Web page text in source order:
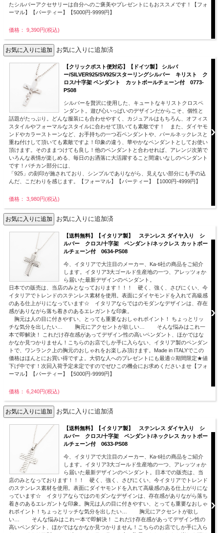
たシルバーアクセサリーは自分へのご褒美やプレゼントにもおススメです！【フォ
ーマル】【パーティー】【5000円-9999円】
価格： 9,390円(税込)
お気に入りに追加済
【クリックポスト便対応】【ドイツ製】 シルバ
ー/SILVER925/SV925/スターリングシルバー キリスト ク
ロス/十字架 ペンダント カットボールチェーン付 0773-
PS08
シルバーを贅沢に使用した、キュートなキリストクロスペ
ンダント。遊び心いっぱいのデザインだからこそ、個性と
話題がたっぷり。どんな服装にも合わせやすく、カジュアルはもちろん、オフィス
スタイルやフォーマルなスタイルに合わせて頂いても素敵です！ また、ダイヤモ
ンドやカラーストーンなど、お手持ちの一つ石ペンダントや、パールネックレスと
重ね付けして頂いても素敵ですよ！印象の違う、華やかなペンダントとしてお使い
頂けます。そのままつけても良し！他のペンダントと合わせれば、アレンジ次第で
いろんな表情が楽しめる、毎日のお洒落に大活躍すること間違いなしのペンダント
です！バチカン部分には、
「925」の刻印が施されており、シンプルでありながら、見えない部分にも手の込
んだ、こだわりを感じます。【フォーマル】【パーティー】【1000円-4999円】
価格： 3,980円(税込)
お気に入りに追加済
【送料無料】【イタリア製】 ステンレス ダイヤ入り シ
ルバー クロス/十字架 ペンダント/ネックレス カットボー
ルチェーン付 0634-PS08
今、イタリアで大注目のメーカー、Ka-ti社の商品をご紹介
します。イタリア3大ゴールド生産地の一つ、アレッツォか
ら届いた最新デザインのペンダント。
日本での販売は、当店のみとなっております！！！ 硬く、強く、さびにくい、今
イタリアでトレンドのステンレス素材を使用。表面にダイヤモンドを入れて高級感
のある仕上がりになっています☆ イタリアならではのモダンなデザインは、存在
感がありながら落ち着きのあるエレガントな印象。
胸元は人の目に付きやすい、とっても重要なおしゃれポイント！ ちょっとリッ
チな気分を出したい… 胸元にアクセントが欲しい… そんな悩みはこれ一
本で即解決！ これだけ存在感があってデザイン性の高いペンダント、ほかではな
かなか見つかりません！こちらのお店でしか手に入らない、イタリア製のペンダン
トで、ワンランク上の胸元のおしゃれをお楽しみ頂けます。Made in ITALYでこの
価格はほんとにお買い得ですよ。大切な人へのプレゼントにも最適☆期間限定★値
下げ中です！次回入荷予定未定ですのでぜひこの機会にお求めくださいませ【フォ
ーマル】【パーティー】【5000円-9999円】
価格： 6,240円(税込)
お気に入りに追加済
【送料無料】【イタリア製】 ステンレス ダイヤ入り シ
ルバー クロス/十字架 ペンダント/ネックレス カットボー
ルチェーン付 0633-PS08
今、イタリアで大注目のメーカー、Ka-ti社の商品をご紹介
します。イタリア3大ゴールド生産地の一つ、アレッツォか
ら届いた最新デザインのペンダント。日本での販売は、当
店のみとなっております！！！ 硬く、強く、さびにくい、今イタリアでトレンド
のステンレス素材を使用。表面にダイヤモンドを入れて高級感のある仕上がりにな
っています☆ イタリアならではのモダンなデザインは、存在感がありながら落ち
着きのあるエレガントな印象。胸元は人の目に付きやすい、とっても重要なおしゃ
れポイント！ちょっとリッチな気分を出したい… 胸元にアクセントが欲し
い… そんな悩みはこれ一本で即解決！ これだけ存在感があってデザイン性の
高いペンダント、ほかではなかなか見つかりません！こちらのお店でしか手に入ら